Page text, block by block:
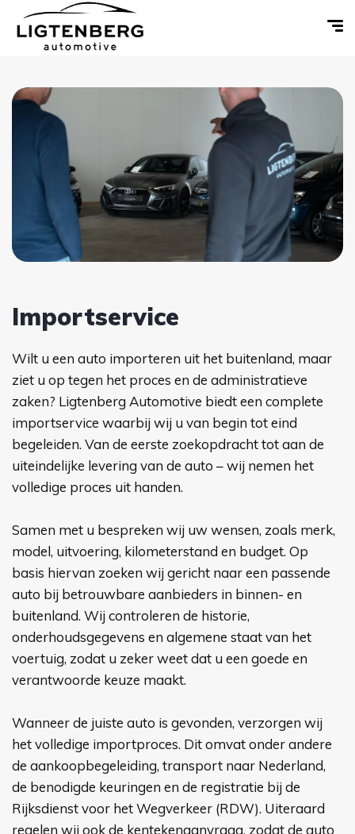
Importservice
Wilt u een auto importeren uit het buitenland, maar
ziet u op tegen het proces en de administratieve
zaken? Ligtenberg Automotive biedt een complete
importservice waarbij wij u van begin tot eind
begeleiden. Van de eerste zoekopdracht tot aan de
uiteindelijke levering van de auto – wij nemen het
volledige proces uit handen.
Samen met u bespreken wij uw wensen, zoals merk,
model, uitvoering, kilometerstand en budget. Op
basis hiervan zoeken wij gericht naar een passende
auto bij betrouwbare aanbieders in binnen- en
buitenland. Wij controleren de historie,
onderhoudsgegevens en algemene staat van het
voertuig, zodat u zeker weet dat u een goede en
verantwoorde keuze maakt.
Wanneer de juiste auto is gevonden, verzorgen wij
het volledige importproces. Dit omvat onder andere
de aankoopbegeleiding, transport naar Nederland,
de benodigde keuringen en de registratie bij de
Rijksdienst voor het Wegverkeer (RDW). Uiteraard
regelen wij ook de kentekenaanvraag, zodat de auto